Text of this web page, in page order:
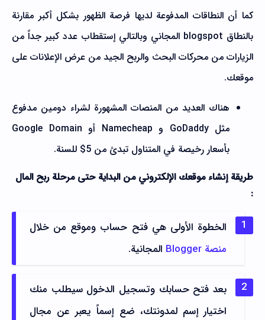
كما أن النطاقات المدفوعة لديها فرصة الظهور بشكل أكبر مقارنة
بالنطاق blogspot المجاني وبالتالي إستقطاب عدد كبير جداً من
الزيارات من محركات البحث والربح الجيد من عرض الإعلانات على
موقعك.
هناك العديد من المنصات المشهورة لشراء دومين مدفوع
مثل GoDaddy و Namecheap أو Google Domain
بأسعار رخيصة في المتناول تبدئ من 5$ للسنة.
طريقة إنشاء موقعك الإلكتروني من البداية حتى مرحلة ربح المال
:
الخطوة الأولى هي فتح حساب وموقع من خلال
منصة Blogger
المجانية.
بعد فتح حسابك وتسجيل الدخول سيطلب منك
اختيار إسم لمدونتك، ضع إسماً يعبر عن مجال